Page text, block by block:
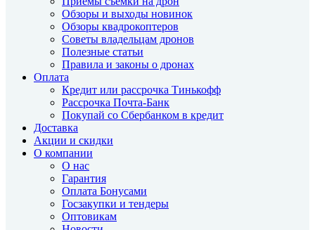
Обзоры и выходы новинок
Обзоры квадрокоптеров
Советы владельцам дронов
Полезные статьи
Правила и законы о дронах
Оплата
Кредит или рассрочка Тинькофф
Рассрочка Почта-Банк
Покупай со Сбербанком в кредит
Доставка
Акции и скидки
О компании
О нас
Гарантия
Оплата Бонусами
Госзакупки и тендеры
Оптовикам